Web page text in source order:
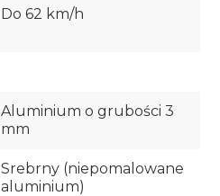
Do 62 km/h
Aluminium o grubości 3
mm
Srebrny (niepomalowane
aluminium)